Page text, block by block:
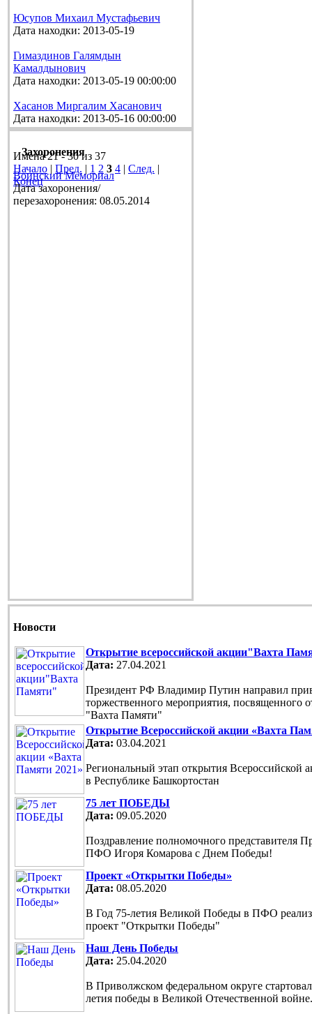
Юсупов Михаил Мустафьевич
Дата находки: 2013-05-19
Гимаздинов Галямдын
Камалдынович
Дата находки: 2013-05-19 00:00:00
Хасанов Миргалим Хасанович
Дата находки: 2013-05-16 00:00:00
Имена 21 - 30 из 37
Начало | Пред. | 1 2 3 4 | След. |
Конец
Захоронения
Воинский Мемориал
Дата захоронения/
перезахоронения: 08.05.2014
Новости
Открытие всероссийской акции"Вахта
Дата: 27.04.2021
Президент РФ Владимир Путин направил
торжественного мероприятия, посвященного
"Вахта Памяти"
Открытие Всероссийской акции «Вахта
Дата: 03.04.2021
Региональный этап открытия Всероссийской
в Республике Башкортостан
75 лет ПОБЕДЫ
Дата: 09.05.2020
Поздравление полномочного представителя
ПФО Игоря Комарова с Днем Победы!
Проект «Открытки Победы»
Дата: 08.05.2020
В Год 75-летия Великой Победы в ПФО
проект "Открытки Победы"
Наш День Победы
Дата: 25.04.2020
В Приволжском федеральном округе
летия победы в Великой Отечественной войне.